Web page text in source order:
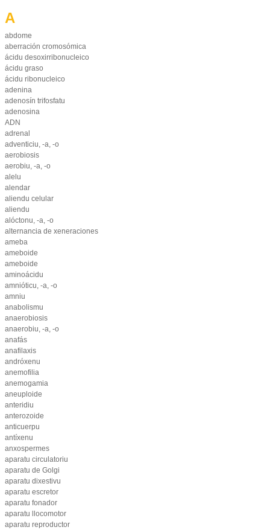
A
abdome
aberración cromosómica
ácidu desoxirribonucleico
ácidu graso
ácidu ribonucleico
adenina
adenosín trifosfatu
adenosina
ADN
adrenal
adventiciu, -a, -o
aerobiosis
aerobiu, -a, -o
alelu
alendar
aliendu celular
aliendu
alóctonu, -a, -o
alternancia de xeneraciones
ameba
ameboide
ameboide
aminoácidu
amnióticu, -a, -o
amniu
anabolismu
anaerobiosis
anaerobiu, -a, -o
anafás
anafilaxis
andróxenu
anemofilia
anemogamia
aneuploide
anteridiu
anterozoide
anticuerpu
antíxenu
anxospermes
aparatu circulatoriu
aparatu de Golgi
aparatu dixestivu
aparatu escretor
aparatu fonador
aparatu llocomotor
aparatu reproductor